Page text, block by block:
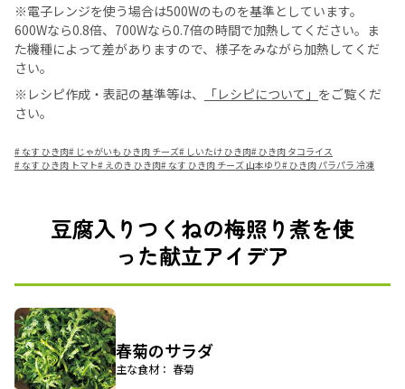
※電子レンジを使う場合は500Wのものを基準としています。
600Wなら0.8倍、700Wなら0.7倍の時間で加熱してください。ま
た機種によって差がありますので、様子をみながら加熱してくだ
さい。
※レシピ作成・表記の基準等は、
「レシピについて」 をご覧くだ
さい。
# なす ひき肉# じゃがいも ひき肉 チーズ# しいたけ ひき肉# ひき肉 タコライス
# なす ひき肉 トマト# えのき ひき肉# なす ひき肉 チーズ 山本ゆり# ひき肉 パラパラ 冷凍
豆腐入りつくねの梅照り煮を使
った献立アイデア
春菊のサラダ
主な食材： 春菊